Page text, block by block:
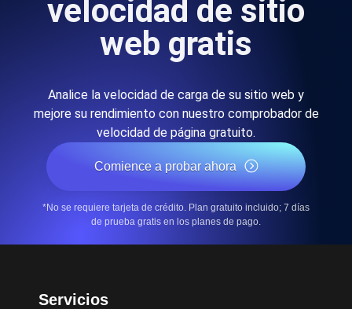
velocidad de sitio
web gratis
Analice la velocidad de carga de su sitio web y
mejore su rendimiento con nuestro comprobador de
velocidad de página gratuito.
Comience a probar ahora
*No se requiere tarjeta de crédito. Plan gratuito incluido; 7 días
de prueba gratis en los planes de pago.
Servicios